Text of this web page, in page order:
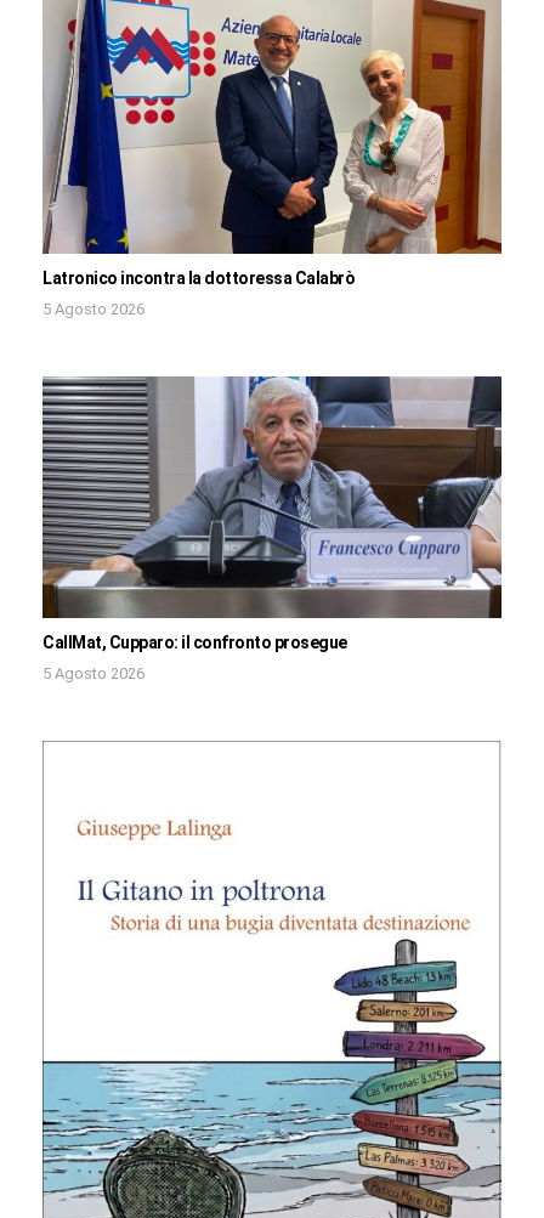
Latronico incontra la dottoressa Calabrò
5 Agosto 2026
CallMat, Cupparo: il confronto prosegue
5 Agosto 2026